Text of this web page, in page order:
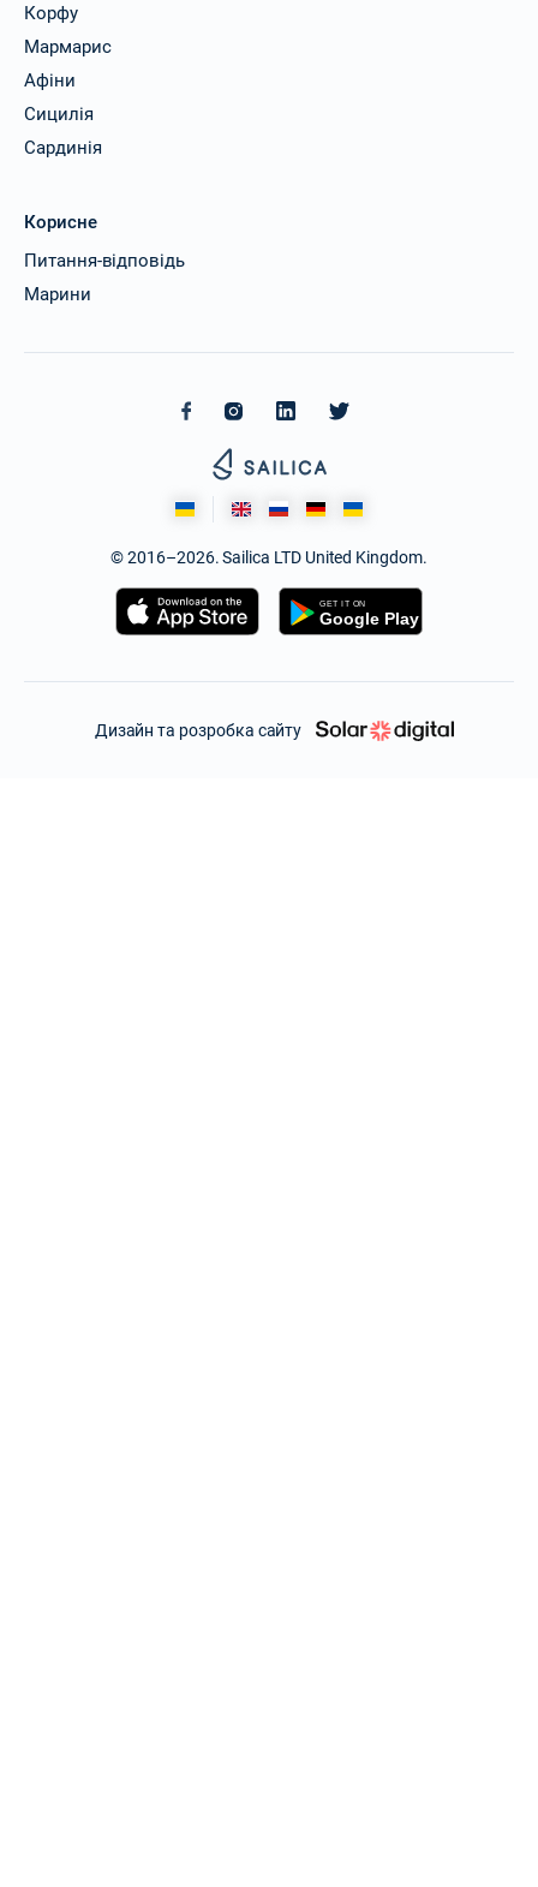
Корфу
Мармарис
Афіни
Сицилія
Сардинія
Корисне
Питання-відповідь
Марини
© 2016–2026. Sailica LTD United Kingdom.
Дизайн та розробка сайту